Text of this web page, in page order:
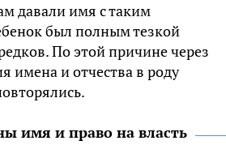
давали имя с таким
был полным тезкой
По этой причине через
имена и отчества в роду
имя и право на власть